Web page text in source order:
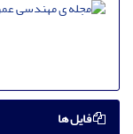
فایل ها